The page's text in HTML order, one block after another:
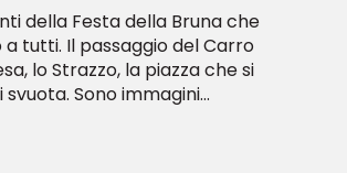
della Festa della Bruna che
tutti. Il passaggio del Carro
lo Strazzo, la piazza che si
Sono immagini...